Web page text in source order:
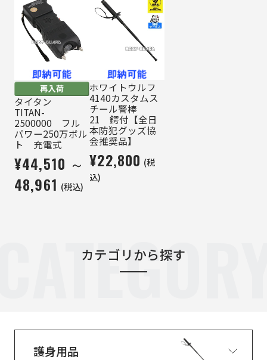
タイタン
TITAN-
2500000 フル
パワー250万ボル
ト 充電式
¥44,510 ～
48,961 (税込)
ホワイトウルフ
4140カスタムス
チール警棒
21 鍔付【全日
本防犯グッズ協
会推奨品】
¥22,800 (税
込)
カテゴリから探す
護身用品